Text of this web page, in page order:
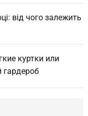
від чого залежить
куртки или
гардероб